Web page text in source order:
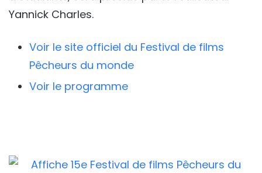
Yannick Charles.
Voir le site officiel du Festival de films
Pêcheurs du monde
Voir le programme